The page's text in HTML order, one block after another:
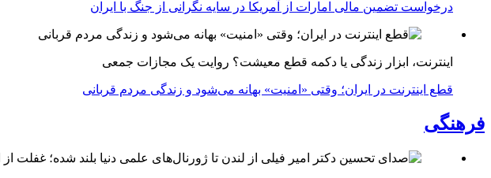
درخواست تضمین مالی امارات از آمریکا در سایه نگرانی از جنگ با ایران
اینترنت، ابزار زندگی یا دکمه قطع معیشت؟ روایت یک مجازات جمعی
قطع اینترنت در ایران؛ وقتی «امنیت» بهانه می‌شود و زندگی مردم قربانی
فرهنگی